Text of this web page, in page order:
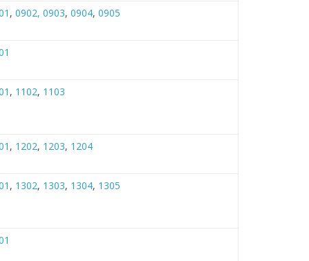
, 0902, 0903, 0904, 0905
, 1102, 1103
, 1202, 1203, 1204
, 1302, 1303, 1304, 1305